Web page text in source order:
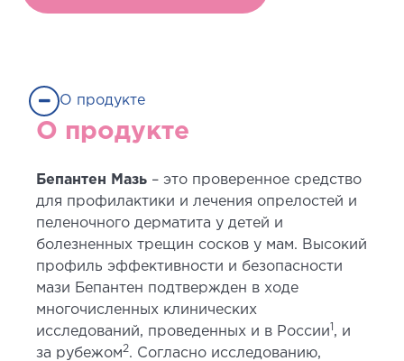
О продукте
О продукте
Бепантен Мазь – это проверенное средство
для профилактики и лечения опрелостей и
пеленочного дерматита у детей и
болезненных трещин сосков у мам. Высокий
профиль эффективности и безопасности
мази Бепантен подтвержден в ходе
многочисленных клинических
исследований, проведенных и в России1 , и
за рубежом2. Согласно исследованию,